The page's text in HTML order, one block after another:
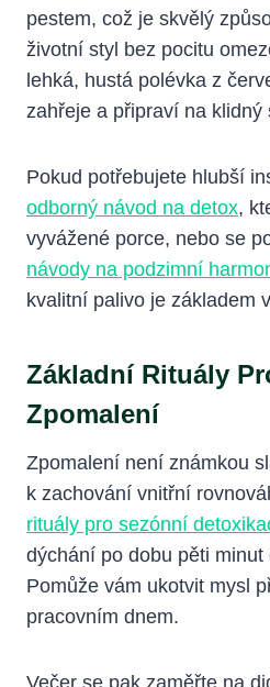
pestem, což je skvělý
životní styl bez pocitu
lehká, hustá polévka z
zahřeje a připraví na klidný
Pokud potřebujete hlubší
odborný návod na detox,
vyvážené porce, nebo se
návody na podzimní
kvalitní palivo je základem
Základní Rituály
Zpomalení
Zpomalení není známkou
k zachování vnitřní
rituály pro sezónní
dýchání po dobu pěti minut
Pomůže vám ukotvit mysl
pracovním dnem.
Večer se pak zaměřte na